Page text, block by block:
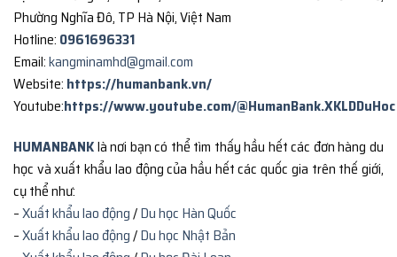
Phường Nghĩa Đô, TP Hà Nội, Việt Nam
Hotline: 0961696331
Email:kangminamhd@gmail.com
Website: https://humanbank.vn/
Youtube:https://www.youtube.com/@HumanBank.XKLDDuHoc
HUMANBANKlà nơi bạn có thể tìm thấy hầu hết các đơn hàng du
học và xuất khẩu lao động của hầu hết các quốc gia trên thế giới,
cụ thể như:
–Xuất khẩu lao động/Du học Hàn Quốc
–Xuất khẩu lao động/Du học Nhật Bản